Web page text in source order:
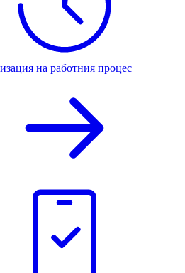
на работния процес